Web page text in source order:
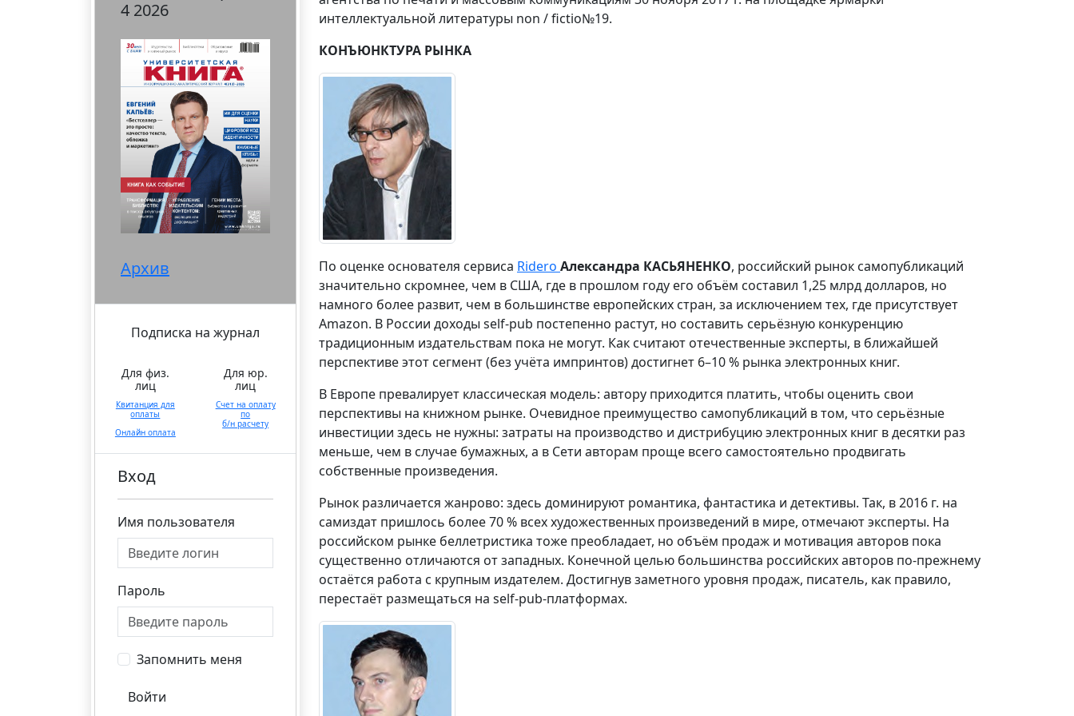
4 2026
Архив
Подписка на журнал
Для физ.
лиц
Квитанция для
оплаты
Онлайн оплата
Для юр.
лиц
Счет на оплату
по
б/н расчету
Вход
Имя пользователя
Пароль
Запомнить меня
Войти
интеллектуальной литературы non / fictio№19.
КОНЪЮНКТУРА РЫНКА
По оценке основателя сервиса Ridero Александра КАСЬЯНЕНКО, российский рынок самопубликаций
значительно скромнее, чем в США, где в прошлом году его объём составил 1,25 млрд долларов, но
намного более развит, чем в большинстве европейских стран, за исключением тех, где присутствует
Amazon. В России доходы self-pub постепенно растут, но составить серьёзную конкуренцию
традиционным издательствам пока не могут. Как считают отечественные эксперты, в ближайшей
перспективе этот сегмент (без учёта импринтов) достигнет 6–10 % рынка электронных книг.
В Европе превалирует классическая модель: автору приходится платить, чтобы оценить свои
перспективы на книжном рынке. Очевидное преимущество самопубликаций в том, что серьёзные
инвестиции здесь не нужны: затраты на производство и дистрибуцию электронных книг в десятки раз
меньше, чем в случае бумажных, а в Сети авторам проще всего самостоятельно продвигать
собственные произведения.
Рынок различается жанрово: здесь доминируют романтика, фантастика и детективы. Так, в 2016 г. на
самиздат пришлось более 70 % всех художественных произведений в мире, отмечают эксперты. На
российском рынке беллетристика тоже преобладает, но объём продаж и мотивация авторов пока
существенно отличаются от западных. Конечной целью большинства российских авторов по‑прежнему
остаётся работа с крупным издателем. Достигнув заметного уровня продаж, писатель, как правило,
перестаёт размещаться на self-pub-платформах.